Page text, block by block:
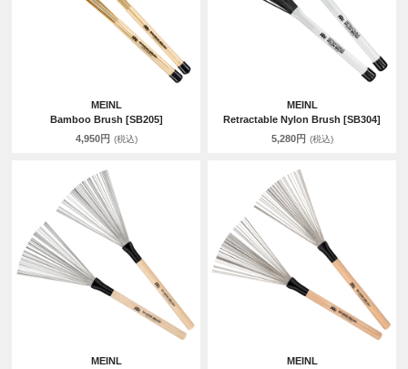
MEINL
Bamboo Brush [SB205]
4,950円 (税込)
MEINL
Retractable Nylon Brush [SB304]
5,280円 (税込)
MEINL
MEINL